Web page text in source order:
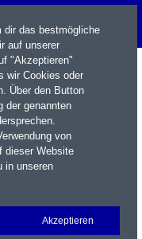
Login
dir das bestmögliche
auf unserer
"Akzeptieren"
wir Cookies oder
Über den Button
der genannten
von
dieser Website
in unseren
Akzeptieren